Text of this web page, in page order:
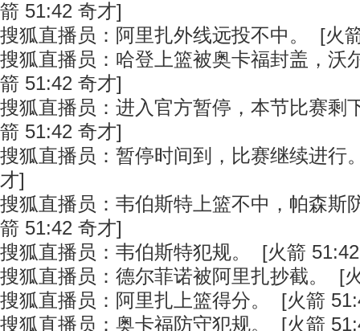
箭 51:42 奇才]
搜狐直播员：阿里扎外线远投不中。 [火
搜狐直播员：哈登上篮被奥卡福封盖，沃
箭 51:42 奇才]
搜狐直播员：进入官方暂停，本节比赛剩
箭 51:42 奇才]
搜狐直播员：暂停时间到，比赛继续进行
才]
搜狐直播员：韦伯斯特上篮不中，帕森斯
箭 51:42 奇才]
搜狐直播员：韦伯斯特犯规。 [火箭
搜狐直播员：德尔菲诺被阿里扎抄截。 [
搜狐直播员：阿里扎上篮得分。 [火箭
搜狐直播员：奥卡福防守犯规。 [火箭